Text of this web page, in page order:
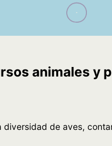
animales y
diversidad de aves,